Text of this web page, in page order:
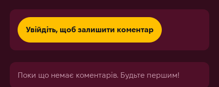
Увійдіть, щоб залишити коментар
Поки що немає коментарів. Будьте першим!